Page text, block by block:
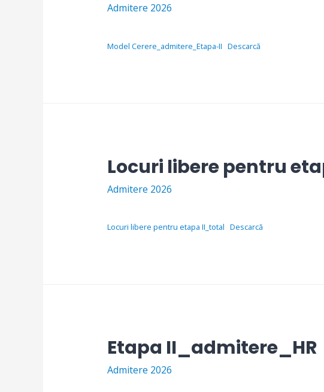
Admitere 2026
Model Cerere_admitere_Etapa-II Descarcă
Locuri libere pentru
Admitere 2026
Locuri libere pentru etapa II_total Descarcă
Etapa II_admitere_HR
Admitere 2026